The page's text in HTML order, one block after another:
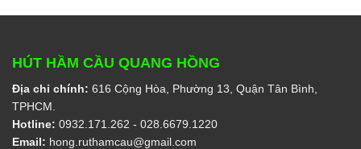
HÚT HẦM CẦU QUANG HỒNG
Địa chỉ chính: 616 Cộng Hòa, Phường 13, Quận Tân Bình,
TPHCM.
Hotline: 0932.171.262 - 028.6679.1220
Email: hong.ruthamcau@gmail.com